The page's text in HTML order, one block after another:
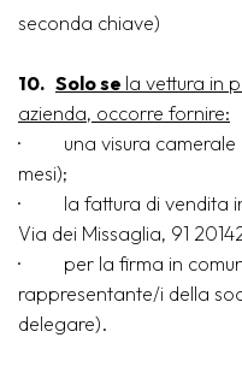
seconda chiave)
10. Solo se la vettura in
azienda, occorre fornire:
· una visura camerale
mesi);
· la fattura di vendita
Via dei Missaglia, 91
· per la firma in
rappresentante/i della
delegare).